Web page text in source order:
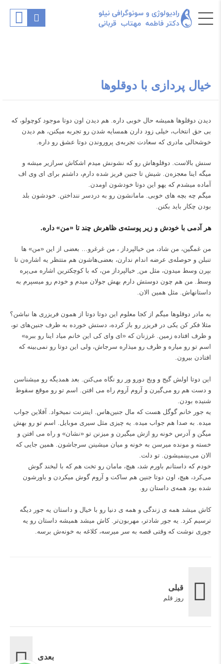
خیال پردازی با دوقلوها
دیدن د‌وقلوها همیشه حال خوبی داره. هم دیدن اون دوتا موجود کوچولو، که
بی حق انتخاب، خیلی زود دارن همسایه شدن رو تجربه میکنن، هم دیدن
خوشحالی مادری که سعادت تجربه‌ی پروروندن دوتا عشق رو داره.
سنش بالاست. دوقلوهاش رو که نشونش میدم اشکاش سرازیر میشه و
میگه اینا معجزه‌ن. شیش تا جنین فریز شده دارم، داشتم برای ای وی اف
آماده میشدم که یهو این دوتا خودشون اومدن.
‌‌میگم چه بچه های خوبی. مامانشون رو به دردسر ننداختن. خودشون بلد
بودن چکار باید بکنن.
هر آدمی با خودش و زیر پوسته‌ی ظاهرش چند تا «من» داره.
من غمگین، من شاد، من خیالپرداز ، من غرغرو… بعضی از این «من» ها
تنبلن و حوصله‌ی عرضه اندام ندارن، بعضی‌هاشون هم متتظر یه اشاره‌ن تا
بپرن وسط میدون، مثل من ِ خیالپرداز من، که با کوچکترین اشاره می‌پره
وسط. من هم چون دوستش دارم بهش جولان میدم و خودم رو میسپرم به
داستانهاش. مثل همین الان.
به مادر دوقلوها میگم از کجا معلوم این دوتا دوتا از همون فریزری ها نباشن؟
مثلا فکر کن یکی در فریزر رو باز کرده، دستش خورده به ظرف جنین‌های تو،
و ظرف افتاده زمین. غرزنان که «ای وای کی این خانم میاد اینا رو ببره»
اسم تو رو میاره و ظرف رو میذاره سرجاش، ولی این دوتا رو نمی‌بینه که
افتادن بیرون.
این دوتا اولش گیج و ویج دورو ور رو نگاه می‌کنن. بعد همدیگه رو میشناسن
و دست هم رو می‌گیرن و آروم آروم راه می افتن. اسم تو رو موقع سقوط
شنیده بودن.
یه جور خانم گوگل هست که مال جنین‌هاس. اینترنت نمیخواد. آفلاین جواب
میده. به صدا هم جواب میده. یه چیزی مثل سیری موبایل. اسم تو رو بهش
میگن و آدرس خونه رو ازش میگیرن و میزنن تو «نشان» و راه می افتن و
خسته و مونده میرسن به خونه و میان میشینن سرجاشون. همین جایی که
الان می‌بینمیشون. تو دلت.
خودم که داستانم باورم شد، هیچ، مامان رو تخت هم که با لبخند گوش
می‌کرد، هیچ، اون دوتا جنین هم ساکت و آروم گوش میکردن و باورشون
شده بود همه‌ی داستان رو.
کاش میشد همه ی زندگی و همه ی دنیا رو با خیال و داستان یه جور دیگه
ترسیم کرد. یه جور شادتر، مهربون‌تر. کاش میشد همیشه داستان رو یه
جوری نوشت که وقتی قصه به سر میرسه، کلاغه به خونه‌ش برسه.
قبلی
روز قلم
بعدی